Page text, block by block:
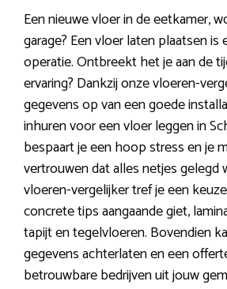
Een nieuwe vloer in de eetkamer,
garage? Een vloer laten plaatsen
operatie. Ontbreekt het je aan de
ervaring? Dankzij onze vloeren-
gegevens op van een goede
inhuren voor een vloer leggen in
bespaart je een hoop stress en je
vertrouwen dat alles netjes gelegd
vloeren-vergelijker tref je een
concrete tips aangaande giet,
tapijt en tegelvloeren. Bovendien
gegevens achterlaten en een
betrouwbare bedrijven uit jouw